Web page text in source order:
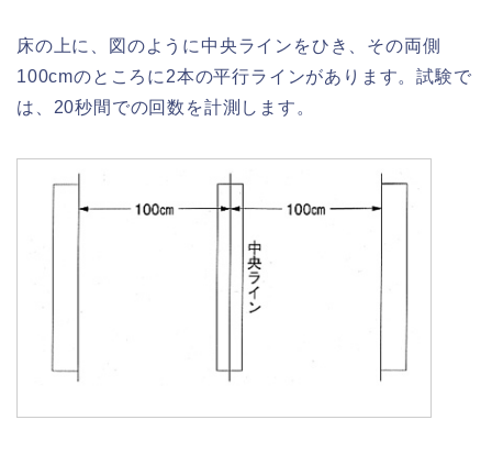
床の上に、図のように中央ラインをひき、その両側
100cmのところに2本の平行ラインがあります。試験で
は、20秒間での回数を計測します。